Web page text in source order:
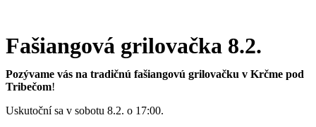
Fašiangová grilovačka 8.2.
Pozývame vás na tradičnú fašiangovú grilovačku v Krčme pod
Tribečom!
Uskutoční sa v sobotu 8.2. o 17:00.